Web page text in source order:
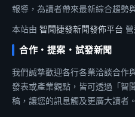
報導，為讀者帶來最新綜合趨勢
本站由 智聞捷發新聞發佈平台 營
合作・提案・試發新聞
我們誠摯歡迎各行各業洽談合作
發表或產業觀點，皆可透過「智
稿，讓您的訊息觸及更廣大讀者。